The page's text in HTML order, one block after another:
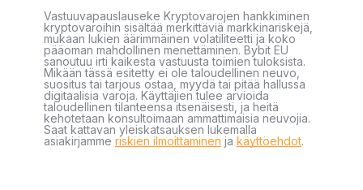
Vastuuvapauslauseke Kryptovarojen hankkiminen
kryptovaroihin sisältää merkittäviä markkinariskejä,
mukaan lukien äärimmäinen volatiliteetti ja koko
pääoman mahdollinen menettäminen. Bybit EU
sanoutuu irti kaikesta vastuusta toimien tuloksista.
Mikään tässä esitetty ei ole taloudellinen neuvo,
suositus tai tarjous ostaa, myydä tai pitää hallussa
digitaalisia varoja. Käyttäjien tulee arvioida
taloudellinen tilanteensa itsenäisesti, ja heitä
kehotetaan konsultoimaan ammattimaisia neuvojia.
Saat kattavan yleiskatsauksen lukemalla
asiakirjamme riskien ilmoittaminen ja käyttöehdot.